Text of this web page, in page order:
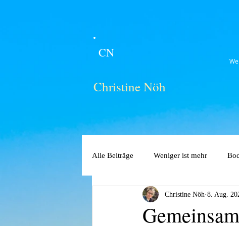
CN
Christine Nöh
Alle Beiträge Weniger ist mehr
Gemeinsam
Christine Nöh 8. Aug.